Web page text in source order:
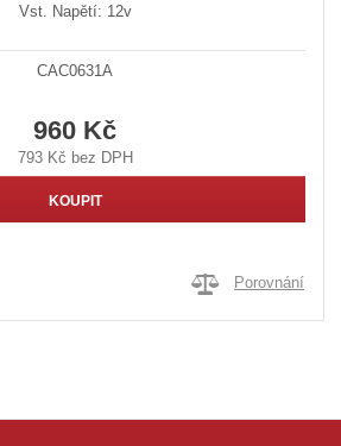
Vst. Napětí: 12v
CAC0631A
960 Kč
793 Kč bez DPH
KOUPIT
Porovnání